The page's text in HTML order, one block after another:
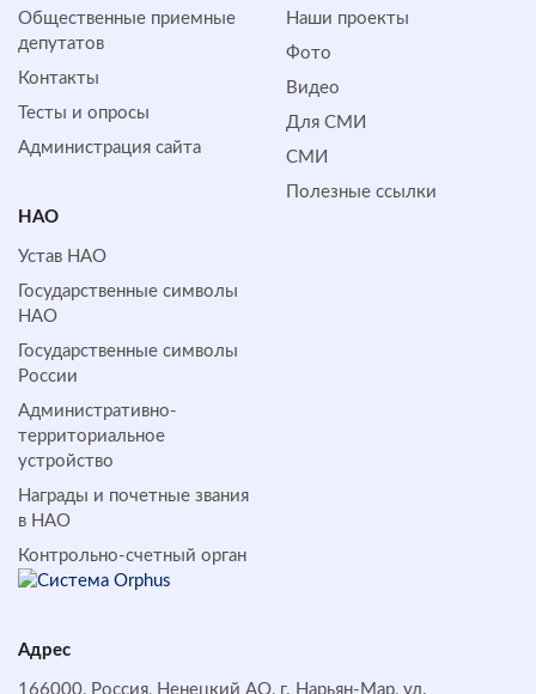
Общественные приемные
депутатов
Контакты
Тесты и опросы
Администрация сайта
Наши проекты
Фото
Видео
Для СМИ
СМИ
Полезные ссылки
НАО
Устав НАО
Государственные символы
НАО
Государственные символы
России
Административно-
территориальное
устройство
Награды и почетные звания
в НАО
Контрольно-счетный орган
Адрес
166000, Россия, Ненецкий АО, г. Нарьян-Мар, ул.